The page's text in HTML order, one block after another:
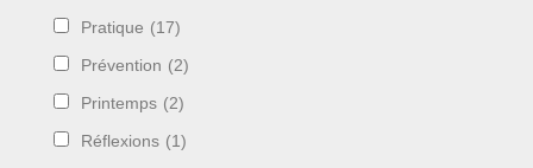
Pratique (17)
Prévention (2)
Printemps (2)
Réflexions (1)